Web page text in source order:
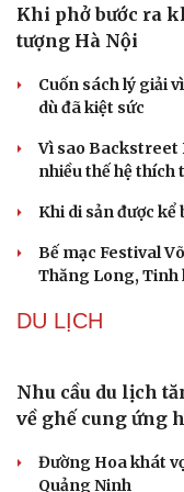
QUÂN SỰ -
Thủy lôi 1.500
Hải quân Mỹ đặt